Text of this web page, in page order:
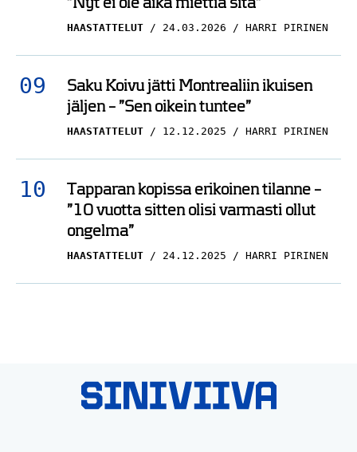
HAASTATTELUT 24.03.2026 HARRI PIRINEN
Saku Koivu jätti Montrealiin ikuisen
jäljen – ”Sen oikein tuntee”
HAASTATTELUT 12.12.2025 HARRI PIRINEN
Tapparan kopissa erikoinen tilanne –
”10 vuotta sitten olisi varmasti ollut
ongelma”
HAASTATTELUT 24.12.2025 HARRI PIRINEN